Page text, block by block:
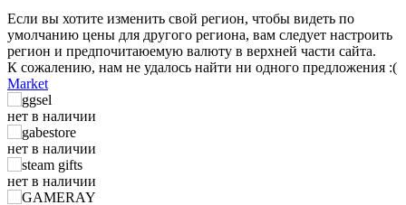
Если вы хотите изменить свой регион, чтобы видеть по
умолчанию цены для другого региона, вам следует настроить
регион и предпочитаюемую валюту в верхней части сайта.
К сожалению, нам не удалось найти ни одного предложения :(
Market
нет в наличии
нет в наличии
нет в наличии
5,000
6,000
7,000
8,000